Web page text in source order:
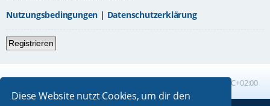
Diese Website nutzt Cookies, um dir den
Nutzungsbedingungen | Datenschutzerklärung
Registrieren
UTC+02:00